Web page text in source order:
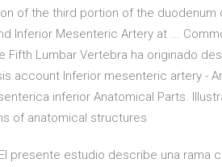
of the third portion of the
Inferior Mesenteric Artery at ...
Fifth Lumbar Vertebra ha originado
account Inferior mesenteric artery -
inferior Anatomical Parts.
of anatomical structures
presente estudio describe una rama